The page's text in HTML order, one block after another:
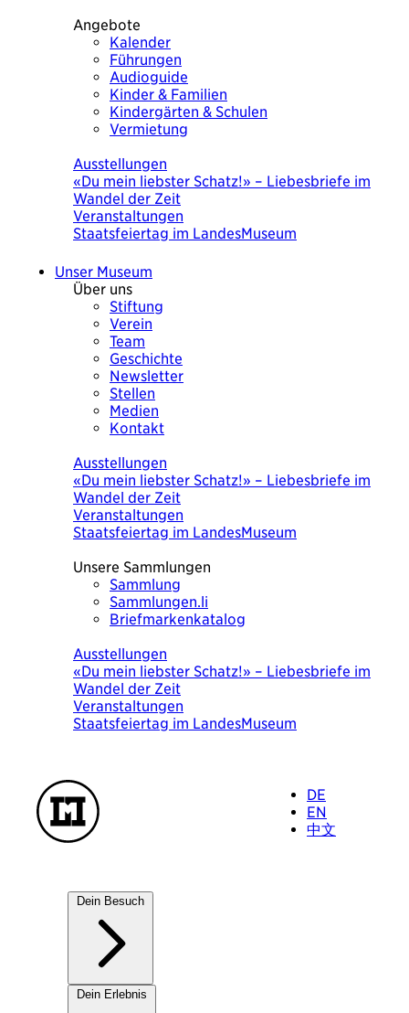
Angebote
Kalender
Führungen
Audioguide
Kinder & Familien
Kindergärten & Schulen
Vermietung
Ausstellungen
«Du mein liebster Schatz!» – Liebesbriefe im
Wandel der Zeit
Veranstaltungen
Staatsfeiertag im LandesMuseum
Unser Museum
Über uns
Stiftung
Verein
Team
Geschichte
Newsletter
Stellen
Medien
Kontakt
Ausstellungen
«Du mein liebster Schatz!» – Liebesbriefe im
Wandel der Zeit
Veranstaltungen
Staatsfeiertag im LandesMuseum
Unsere Sammlungen
Sammlung
Sammlungen.li
Briefmarkenkatalog
Ausstellungen
«Du mein liebster Schatz!» – Liebesbriefe im
Wandel der Zeit
Veranstaltungen
Staatsfeiertag im LandesMuseum
DE
EN
中文
Dein Besuch
Unsere Häuser
Dein Erlebnis